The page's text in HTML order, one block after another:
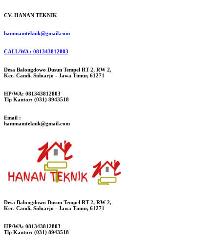
CV. HANAN TEKNIK
hammamteknik@gmail.com
CALL/WA : 081343812803
Desa Balongdowo Dusun Tempel RT 2, RW 2,
Kec. Candi, Sidoarjo - Jawa Timur, 61271
HP/WA: 081343812803
Tlp Kantor: (031) 8943518
Email :
hammamteknik@gmail.com
Desa Balongdowo Dusun Tempel RT 2, RW 2,
Kec. Candi, Sidoarjo - Jawa Timur, 61271
HP/WA: 081343812803
Tlp Kantor: (031) 8943518